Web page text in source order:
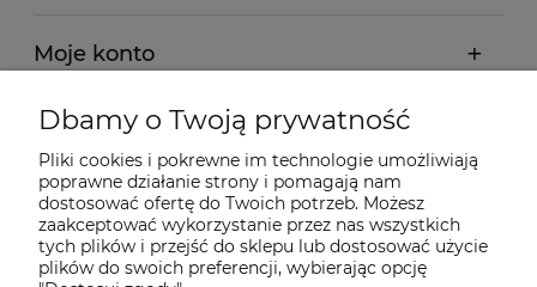
Moje konto
Regulamin
Dostawa - realizacja
Gwarancja i zwroty
Dbamy o Twoją prywatność
Pliki cookies i pokrewne im technologie umożliwiają
poprawne działanie strony i pomagają nam
dostosować ofertę do Twoich potrzeb. Możesz
zaakceptować wykorzystanie przez nas wszystkich
tych plików i przejść do sklepu lub dostosować użycie
plików do swoich preferencji, wybierając opcję